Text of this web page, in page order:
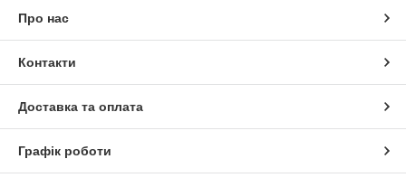
Про нас
Контакти
Доставка та оплата
Графік роботи